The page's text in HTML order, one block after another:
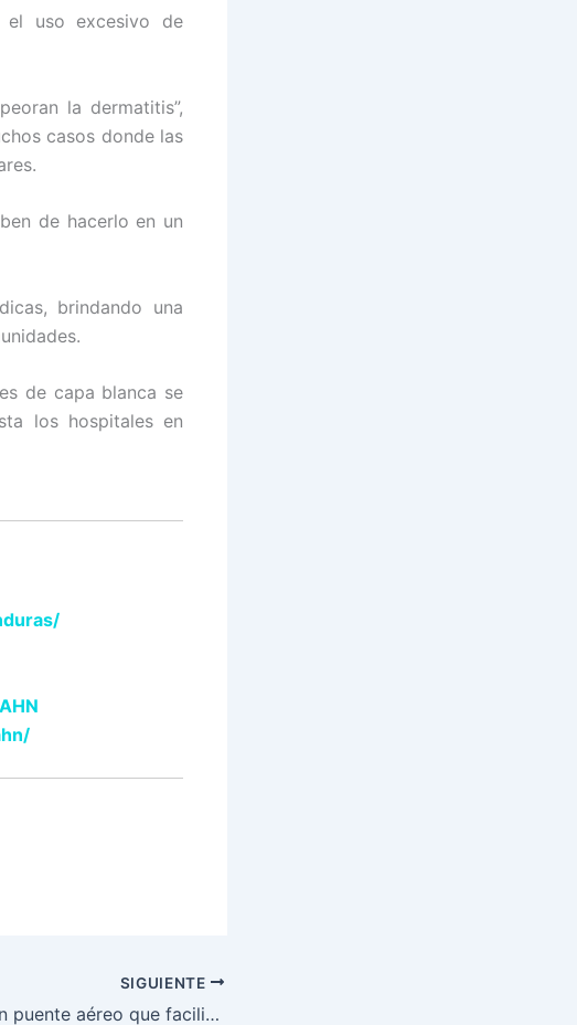
el uso excesivo de
la dermatitis”,
casos donde las
de hacerlo en un
brindando una
de capa blanca se
los hospitales en
SIGUIENTE
Habilitan puente aéreo que facilita el comercio y salud de la comunidad misquita